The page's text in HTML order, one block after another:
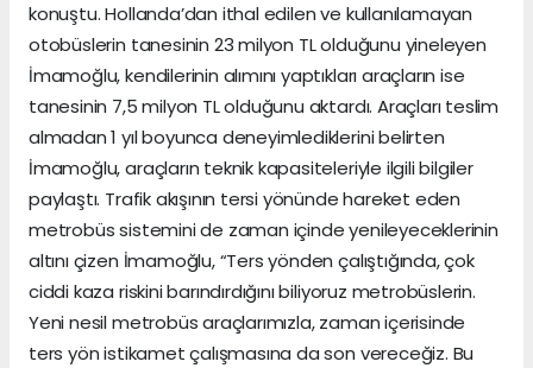
konuştu. Hollanda’dan ithal edilen ve kullanılamayan
otobüslerin tanesinin 23 milyon TL olduğunu yineleyen
İmamoğlu, kendilerinin alımını yaptıkları araçların ise
tanesinin 7,5 milyon TL olduğunu aktardı. Araçları teslim
almadan 1 yıl boyunca deneyimlediklerini belirten
İmamoğlu, araçların teknik kapasiteleriyle ilgili bilgiler
paylaştı. Trafik akışının tersi yönünde hareket eden
metrobüs sistemini de zaman içinde yenileyeceklerinin
altını çizen İmamoğlu, “Ters yönden çalıştığında, çok
ciddi kaza riskini barındırdığını biliyoruz metrobüslerin.
Yeni nesil metrobüs araçlarımızla, zaman içerisinde
ters yön istikamet çalışmasına da son vereceğiz. Bu